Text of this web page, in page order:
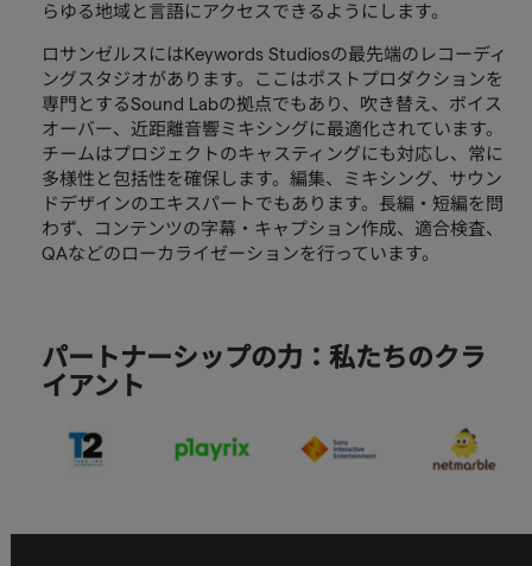
らゆる地域と言語にアクセスできるようにします。
ロサンゼルスにはKeywords Studiosの最先端のレコーディ
ングスタジオがあります。ここはポストプロダクションを
専門とするSound Labの拠点でもあり、吹き替え、ボイス
オーバー、近距離音響ミキシングに最適化されています。
チームはプロジェクトのキャスティングにも対応し、常に
多様性と包括性を確保します。編集、ミキシング、サウン
ドデザインのエキスパートでもあります。長編・短編を問
わず、コンテンツの字幕・キャプション作成、適合検査、
QAなどのローカライゼーションを行っています。
パートナーシップの力：私たちのクラ
イアント